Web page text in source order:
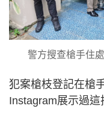
警方搜查槍手住
犯案槍枝​​登記在槍
Instagram展示過這